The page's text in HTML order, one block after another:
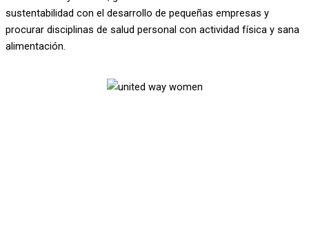
sustentabilidad con el desarrollo de pequeñas empresas y
procurar disciplinas de salud personal con actividad física y sana
alimentación.